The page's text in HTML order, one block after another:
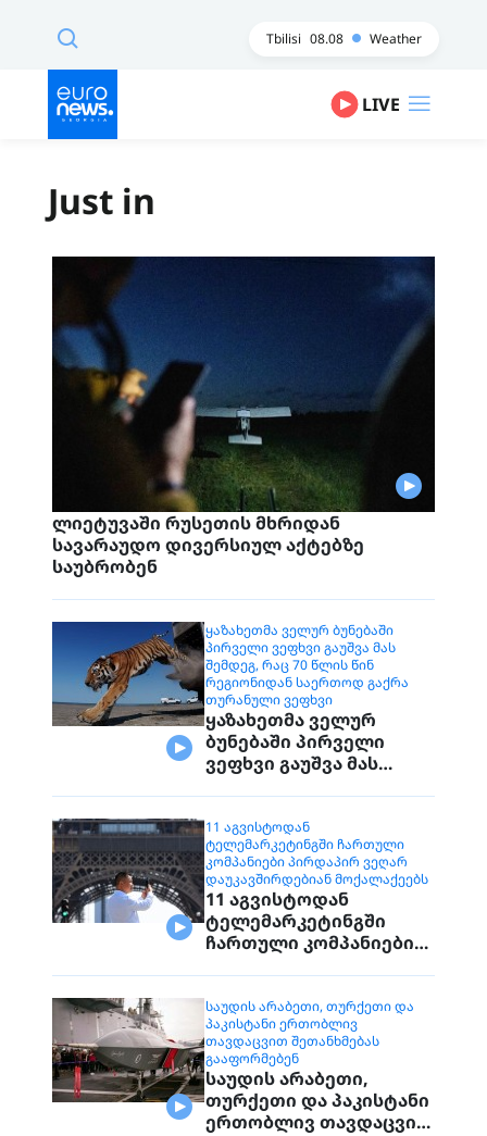
Tbilisi 08.08 Weather
LIVE
Just in
ლიეტუვაში რუსეთის მხრიდან
სავარაუდო დივერსიულ აქტებზე
საუბრობენ
ᲧᲐᲖᲐᲮᲔᲗᲛᲐ ᲕᲔᲚᲣᲠ ᲑᲣᲜᲔᲑᲐᲨᲘ
ᲞᲘᲠᲕᲔᲚᲘ ᲕᲔᲤᲮᲕᲘ ᲒᲐᲣᲨᲕᲐ ᲛᲐᲡ
ᲨᲔᲛᲓᲔᲒ, ᲠᲐᲪ 70 ᲬᲚᲘᲡ ᲬᲘᲜ
ᲠᲔᲒᲘᲝᲜᲘᲓᲐᲜ ᲡᲐᲔᲠᲗᲝᲓ ᲒᲐᲥᲠᲐ
ᲗᲣᲠᲐᲜᲣᲚᲘ ᲕᲔᲤᲮᲕᲘ
ყაზახეთმა ველურ
ბუნებაში პირველი
ვეფხვი გაუშვა მას
საერთოდ გაქრა
თურანული ვეფხვი
11 ᲐᲒᲕᲘᲡᲢᲝᲓᲐᲜ
ᲢᲔᲚᲔᲛᲐᲠᲙᲔᲢᲘᲜᲒᲨᲘ ᲩᲐᲠᲗᲣᲚᲘ
ᲙᲝᲛᲞᲐᲜᲘᲔᲑᲘ ᲞᲘᲠᲓᲐᲞᲘᲠ ᲕᲔᲦᲐᲠ
ᲓᲐᲣᲙᲐᲕᲨᲘᲠᲓᲔᲑᲘᲐᲜ ᲛᲝᲥᲐᲚᲐᲥᲔᲔᲑᲡ
11 აგვისტოდან
ტელემარკეტინგში
ჩართული კომპანიები
მოქალაქეებს
ᲡᲐᲣᲓᲘᲡ ᲐᲠᲐᲑᲔᲗᲘ, ᲗᲣᲠᲥᲔᲗᲘ ᲓᲐ
ᲞᲐᲙᲘᲡᲢᲐᲜᲘ ᲔᲠᲗᲝᲑᲚᲘᲕ
ᲗᲐᲕᲓᲐᲪᲕᲘᲗ ᲨᲔᲗᲐᲜᲮᲛᲔᲑᲐᲡ
ᲒᲐᲐᲤᲝᲠᲛᲔᲑᲔᲜ
საუდის არაბეთი,
თურქეთი და პაკისტანი
ერთობლივ თავდაცვით